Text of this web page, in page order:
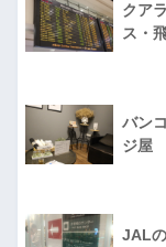
クア
ス・
バン
ジ屋
JAL